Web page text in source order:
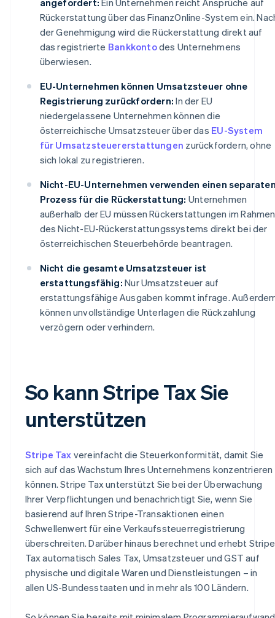
Rückerstattung über das FinanzOnline-System ein.
der Genehmigung wird die Rückerstattung direkt auf
das registrierte Bankkontodes Unternehmens
überwiesen.
EU-Unternehmen können Umsatzsteuer ohne
Registrierung zurückfordern: In der EU
niedergelassene Unternehmen können die
österreichische Umsatzsteuer über das EU-System
für Umsatzsteuererstattungen zurückfordern, ohne
sich lokal zu registrieren.
Nicht-EU-Unternehmen verwenden einen
Prozess für die Rückerstattung: Unternehmen
außerhalb der EU müssen Rückerstattungen im Rahmen
des Nicht-EU-Rückerstattungssystems direkt bei der
österreichischen Steuerbehörde beantragen.
Nicht die gesamte Umsatzsteuer ist
erstattungsfähig: Nur Umsatzsteuer auf
erstattungsfähige Ausgaben kommt infrage.
können unvollständige Unterlagen die Rückzahlung
verzögern oder verhindern.
So kann Stripe Tax Sie
unterstützen
Stripe Tax vereinfacht die Steuerkonformität, damit Sie
sich auf das Wachstum Ihres Unternehmens konzentrieren
können. Stripe Tax unterstützt Sie bei der Überwachung
Ihrer Verpflichtungen und benachrichtigt Sie, wenn Sie
basierend auf Ihren Stripe-Transaktionen einen
Schwellenwert für eine Verkaufssteuerregistrierung
überschreiten. Darüber hinaus berechnet und erhebt Stripe
Tax automatisch Sales Tax, Umsatzsteuer und GST auf
physische und digitale Waren und Dienstleistungen – in
allen US-Bundesstaaten und in mehr als 100 Ländern.